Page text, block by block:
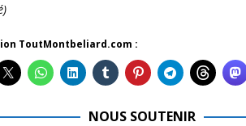
ToutMontbeliard.com :
NOUS SOUTENIR